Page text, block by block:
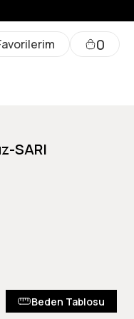
0
SARI
Beden Tablosu